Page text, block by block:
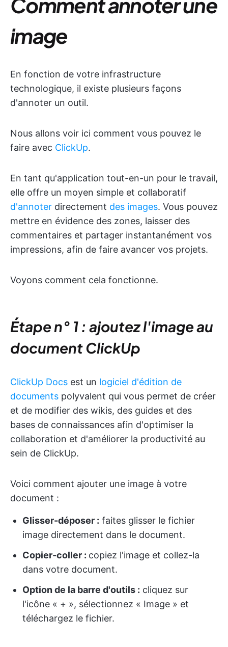
image
En fonction de votre infrastructure
technologique, il existe plusieurs façons
d'annoter un outil.
Nous allons voir ici comment vous pouvez le
faire avec ClickUp.
En tant qu'application tout-en-un pour le travail,
elle offre un moyen simple et collaboratif
d'annoter directement des images. Vous pouvez
mettre en évidence des zones, laisser des
commentaires et partager instantanément vos
impressions, afin de faire avancer vos projets.
Voyons comment cela fonctionne.
Étape n° 1 : ajoutez l'image au
document ClickUp
ClickUp Docs est un logiciel d'édition de
documents polyvalent qui vous permet de créer
et de modifier des wikis, des guides et des
bases de connaissances afin d'optimiser la
collaboration et d'améliorer la productivité au
sein de ClickUp.
Voici comment ajouter une image à votre
document :
Glisser-déposer : faites glisser le fichier
image directement dans le document.
Copier-coller : copiez l'image et collez-la
dans votre document.
Option de la barre d'outils : cliquez sur
l'icône « + », sélectionnez « Image » et
téléchargez le fichier.